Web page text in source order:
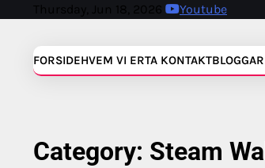
Thursday, Jun 18, 2026 Youtube
FORSIDEHVEM VI ERTA KONTAKT
Category: Steam